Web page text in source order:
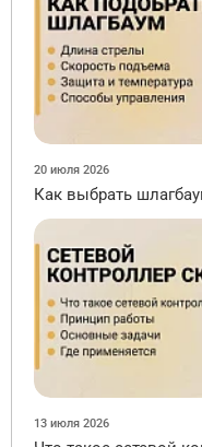
20 июля 2026
Как выбрать
13 июля 2026